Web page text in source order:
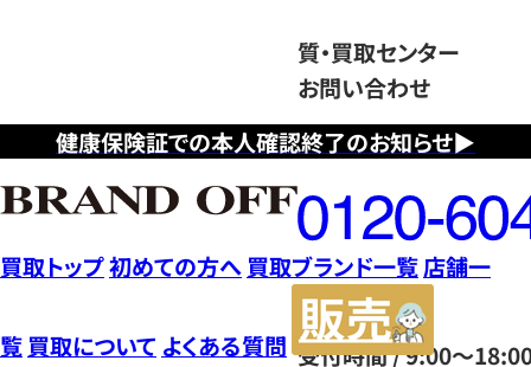
健康保険証での本人確認終了のお知らせ▶
質・買取センター
お問い合わせ
フ
リ
ー
ダ
イ
ヤ
ル
受付時間 / 9:00～
買取トップ初めての方へ 買取ブランド一覧店舗一
覧 買取について よくある質問